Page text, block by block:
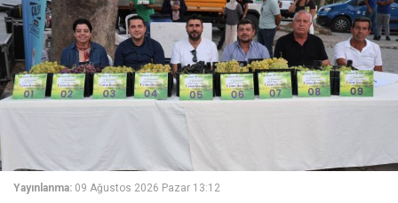
Yayınlanma: 09 Ağustos 2026 Pazar 13:12